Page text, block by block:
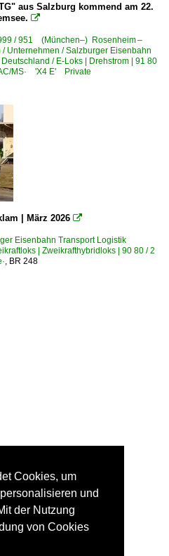
aus Salzburg kommend am 22.

/ 951 (München–) Rosenheim –
/ Unternehmen / Salzburger Eisenbahn
Deutschland / E-Loks | Drehstrom | 91 80
MS· 'X4 E' Private
| März 2026 
Eisenbahn Transport Logistik
| Zweikrafthybridloks | 90 80 / 2
, BR 248
Cookies, um
und
der Nutzung
von Cookies